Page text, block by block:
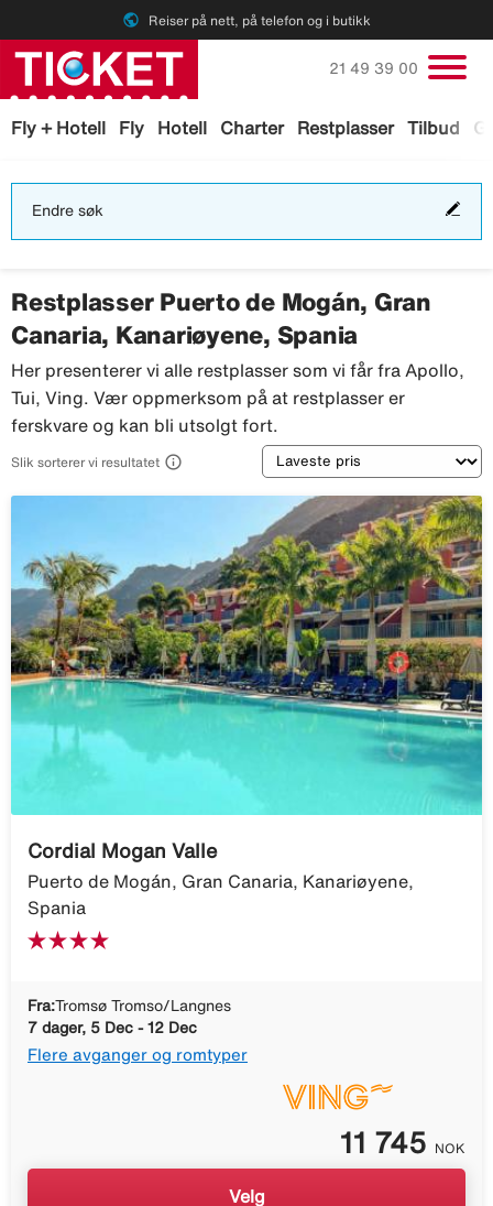
public Reiser på nett, på telefon og i butikk
Fly + Hotell Fly Hotell Charter Restplasser Tilbud
Ring oss på
21 49 39 00
Endre søk
Restplasser Puerto de Mogán, Gran
Canaria, Kanariøyene, Spania
Her presenterer vi alle restplasser som vi får fra Apollo,
Tui, Ving. Vær oppmerksom på at restplasser er
ferskvare og kan bli utsolgt fort.
Slik sorterer vi resultatet  Sortering
Cordial Mogan Valle
Puerto de Mogán, Gran Canaria, Kanariøyene,
Spania
Fra:Tromsø Tromso/Langnes
7 dager, 5 Dec - 12 Dec
Flere avganger og romtyper
11 745 NOK
Velg